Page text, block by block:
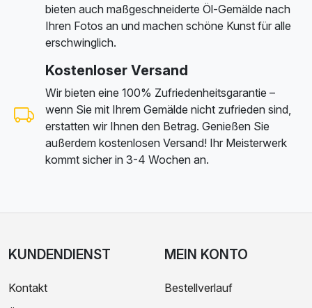
bieten auch maßgeschneiderte Öl-Gemälde nach
Ihren Fotos an und machen schöne Kunst für alle
erschwinglich.
Kostenloser Versand
Wir bieten eine 100% Zufriedenheitsgarantie –
wenn Sie mit Ihrem Gemälde nicht zufrieden sind,
erstatten wir Ihnen den Betrag. Genießen Sie
außerdem kostenlosen Versand! Ihr Meisterwerk
kommt sicher in 3-4 Wochen an.
KUNDENDIENST
Kontakt
MEIN KONTO
Bestellverlauf